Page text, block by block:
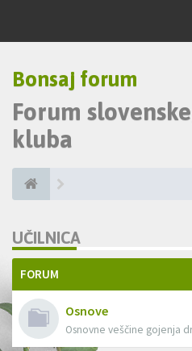
Bonsaj forum
Forum
kluba
UČILNICA
FORUM
Osnove
Osnovne veščine gojenja